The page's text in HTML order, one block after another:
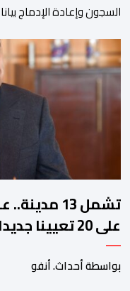
السجون وإعادة الإدماج
زيان، المعتقل بالمؤسسة
والمعطيات
بالأمر يستفيد منذ إيداعه
تشمل 13
على 20
بمصالح الأمن
بواسطة أحداث. أنفو